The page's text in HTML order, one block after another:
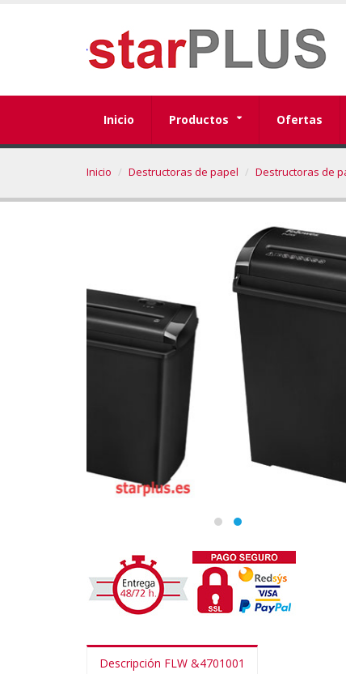
Inicio Productos Ofertas
Inicio Destructoras de papel Destructoras de
Descripción FLW &4701001